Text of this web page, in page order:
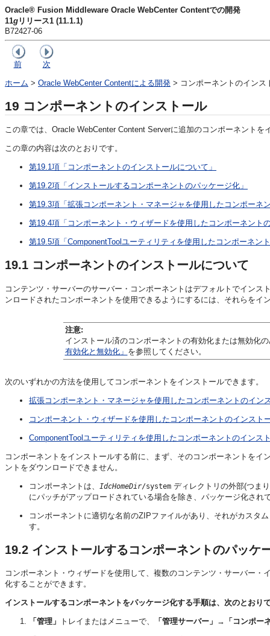
Oracle® Fusion Middleware Oracle WebCenter Contentでの開発
11g リリース1 (11.1.1)
B72427-06
前 次
ホーム > Oracle WebCenter Contentによる開発 > コンポーネントのインス
19 コンポーネントのインストール
この章では、Oracle WebCenter Content Serverに追加のコンポーネント
この章の内容は次のとおりです。
第19.1項「コンポーネントのインストールについて」
第19.2項「インストールするコンポーネントのパッケージ化」
第19.3項「拡張コンポーネント・マネージャを使用したコンポーネ
第19.4項「コンポーネント・ウィザードを使用したコンポーネント
第19.5項「ComponentToolユーティリティを使用したコンポーネン
19.1 コンポーネントのインストールについて
コンテンツ・サーバーのサーバー・コンポーネントはデフォルトでイン
ンロードされたコンポーネントを使用できるようにするには、それらをイ
注意:
インストール済のコンポーネントの有効化または無効化
有効化と無効化」 を参照してください。
次のいずれかの方法を使用してコンポーネントをインストールできます。
拡張コンポーネント・マネージャを使用したコンポーネントのイン
コンポーネント・ウィザードを使用したコンポーネントのインスト
ComponentToolユーティリティを使用したコンポーネントのインス
コンポーネントをインストールする前に、まず、そのコンポーネントを
ントをダウンロードできません。
コンポーネントは、 IdcHomeDir/system ディレクトリの外部(つまり
にパッチがアップロードされている場合を除き、パッケージ化され
コンポーネントに適切な名前のZIPファイルがあり、それがカスタ
す。
19.2 インストールするコンポーネントのパッケ
コンポーネント・ウィザードを使用して、複数のコンテンツ・サーバー
化することができます。
インストールするコンポーネントをパッケージ化する手順は、次のとおり
「管理」 トレイまたはメニューで、 「管理サーバー」 → 「コンポー